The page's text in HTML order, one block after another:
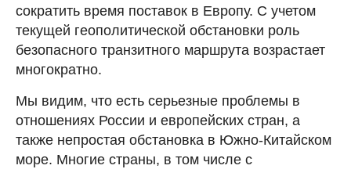
сократить время поставок в Европу. С учетом
текущей геополитической обстановки роль
безопасного транзитного маршрута возрастает
многократно.
Мы видим, что есть серьезные проблемы в
отношениях России и европейских стран, а
также непростая обстановка в Южно-Китайском
море. Многие страны, в том числе с